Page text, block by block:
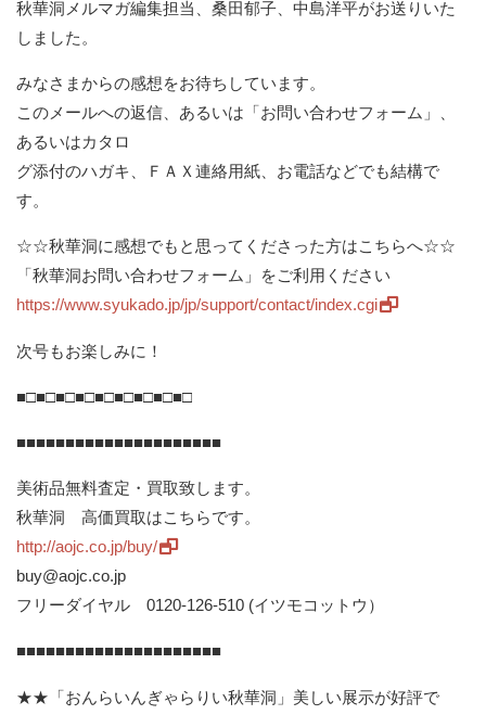
秋華洞メルマガ編集担当、桑田郁子、中島洋平がお送りいた
しました。
みなさまからの感想をお待ちしています。
このメールへの返信、あるいは「お問い合わせフォーム」、
あるいはカタロ
グ添付のハガキ、ＦＡＸ連絡用紙、お電話などでも結構で
す。
☆☆秋華洞に感想でもと思ってくださった方はこちらへ☆☆
「秋華洞お問い合わせフォーム」をご利用ください
https://www.syukado.jp/jp/support/contact/index.cgi
次号もお楽しみに！
■□■□■□■□■□■□■□■□■□
■■■■■■■■■■■■■■■■■■■■■
美術品無料査定・買取致します。
秋華洞 高価買取はこちらです。
http://aojc.co.jp/buy/
buy@aojc.co.jp
フリーダイヤル 0120-126-510 (イツモコットウ）
■■■■■■■■■■■■■■■■■■■■■
★★「おんらいんぎゃらりい秋華洞」美しい展示が好評で